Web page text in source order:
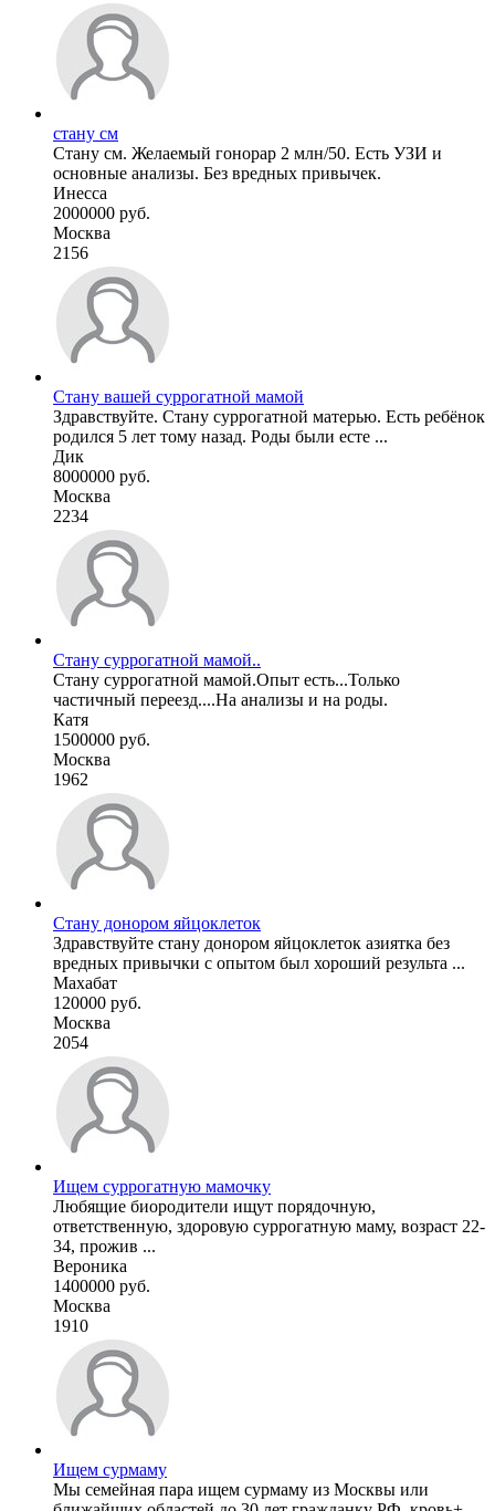
стану см
Стану см. Желаемый гонорар 2 млн/50. Есть УЗИ и
основные анализы. Без вредных привычек.
Инесса
2000000 руб.
Москва
2156
Стану вашей суррогатной мамой
Здравствуйте. Стану суррогатной матерью. Есть ребёнок
родился 5 лет тому назад. Роды были есте ...
Дик
8000000 руб.
Москва
2234
Стану суррогатной мамой..
Стану суррогатной мамой.Опыт есть...Только
частичный переезд....На анализы и на роды.
Катя
1500000 руб.
Москва
1962
Стану донором яйцоклеток
Здравствуйте стану донором яйцоклеток азиятка без
вредных привычки с опытом был хороший результа ...
Махабат
120000 руб.
Москва
2054
Ищем суррогатную мамочку
Любящие биородители ищут порядочную,
ответственную, здоровую суррогатную маму, возраст 22-
34, прожив ...
Вероника
1400000 руб.
Москва
1910
Ищем сурмаму
Мы семейная пара ищем сурмаму из Москвы или